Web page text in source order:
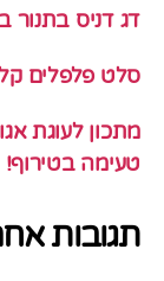
דג דניס בתנור
סלט פלפלים
מתכון לעוגת
טעימה בטירוף!
תגובות